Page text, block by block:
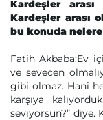
Kardeşler
Kardeşler arası
bu konuda
Fatih Akbaba:Ev
ve sevecen
gibi olmaz. Hani
karşıya
seviyorsun?” diye.